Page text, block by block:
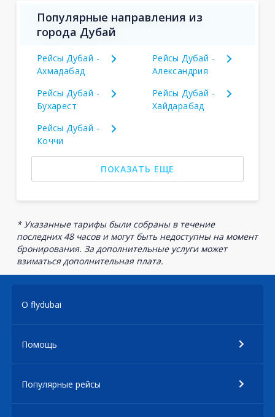
Популярные направления из
города Дубай
Рейсы Дубай -
Ахмадабад
Рейсы Дубай -
Александрия
Рейсы Дубай -
Бухарест
Рейсы Дубай -
Хайдарабад
Рейсы Дубай -
Коччи
ПОКАЗАТЬ ЕЩЕ
* Указанные тарифы были собраны в течение
последних 48 часов и могут быть недоступны на момент
бронирования. За дополнительные услуги может
взиматься дополнительная плата.
О flydubai
Помощь
Популярные рейсы